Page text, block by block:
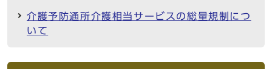
介護予防通所介護相当サービスの総量規制につ
いて